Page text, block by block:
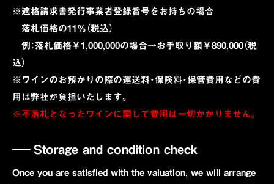
※適格請求書発行事業者登録番号をお持ちの場合
落札価格の11％（税込）
例：落札価格￥1,000,000の場合→お手取り額￥890,000（税
込）
※ワインのお預かりの際の運送料・保険料・保管費用などの費
用は弊社が負担いたします。
※不落札となったワインに関して費用は一切かかりません。
Storage and condition check
Once you are satisfied with the valuation, we will arrange